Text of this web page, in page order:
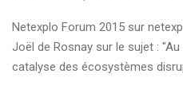
Netexplo Forum 2015 sur
Joël de Rosnay sur le sujet :
catalyse des écosystèmes